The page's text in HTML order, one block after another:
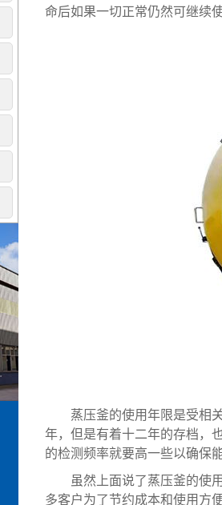
命后如果一切正常仍然可继续使
蒸压釜的使用年限是受相关
年，但是有着十二年的存档，
的检测频率就要高一些以确保
虽然上面说了蒸压釜的使用
多客户为了节约成本和使用方